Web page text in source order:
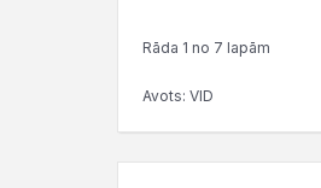
Rāda 1 no 7 lapām
Avots: VID